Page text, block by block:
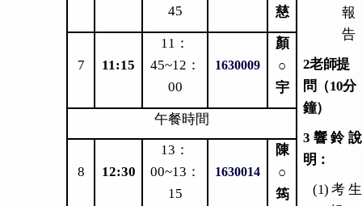
報
告
2老師提
問（10分
鐘）
3 響鈴說
明：
(1) 考生
45
慈
7 11:15
11 ：
45~12：
00
1630009
顏
○
宇
午餐時間
8 12:30
13 ：
00~13：
15
1630014
陳
○
筠